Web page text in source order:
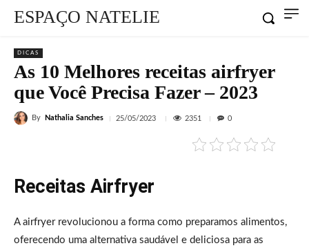
ESPAÇO NATELIE
DICAS
As 10 Melhores receitas airfryer
que Você Precisa Fazer – 2023
By Nathalia Sanches 25/05/2023 2351 0
Receitas Airfryer
A airfryer revolucionou a forma como preparamos alimentos,
oferecendo uma alternativa saudável e deliciosa para as